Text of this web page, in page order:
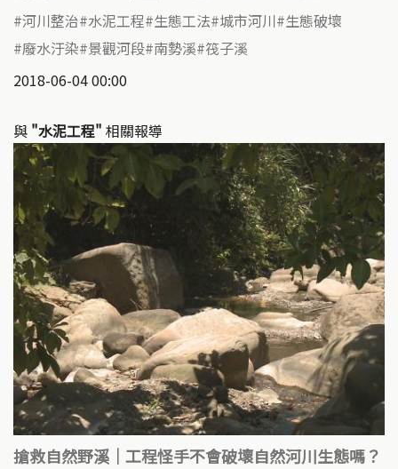
河川整治 水泥工程 生態工法 城市河川 生態破壞
廢水汙染 景觀河段 南勢溪 筏子溪
2018-06-04 00:00
與 "水泥工程" 相關報導
搶救自然野溪｜工程怪手不會破壞自然河川生態嗎？